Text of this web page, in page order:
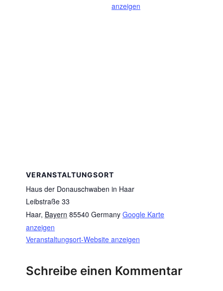
anzeigen
VERANSTALTUNGSORT
Haus der Donauschwaben in Haar
Leibstraße 33
Haar, Bayern 85540 Germany Google Karte
anzeigen
Veranstaltungsort-Website anzeigen
Schreibe einen Kommentar